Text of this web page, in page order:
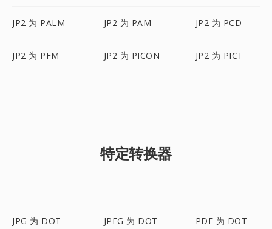
JP2 为 PALM JP2 为 PAM JP2 为 PCD
JP2 为 PFM JP2 为 PICON JP2 为 PICT
特定转换器
JPG 为 DOT JPEG 为 DOT PDF 为 DOT